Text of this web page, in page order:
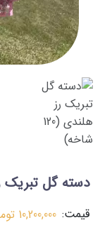
دسته گل تبریک رز
قیمت: 10,200,000